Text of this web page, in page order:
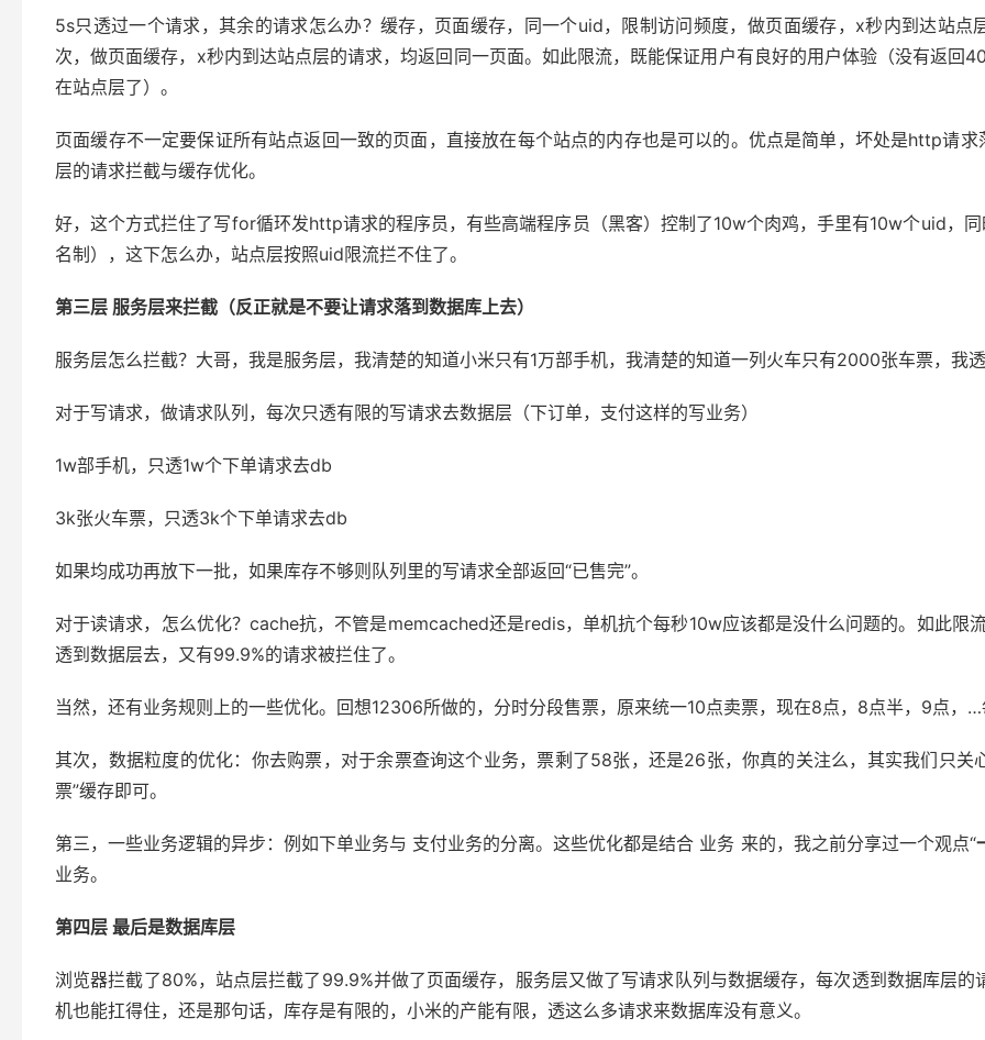
5s只透过一个请求，其余的请求怎么办？缓存，页面缓存，同一个uid，限制访问频度，做页面缓存，x秒内到达站
次，做页面缓存，x秒内到达站点层的请求，均返回同一页面。如此限流，既能保证用户有良好的用户体验（没有返回
在站点层了）。
页面缓存不一定要保证所有站点返回一致的页面，直接放在每个站点的内存也是可以的。优点是简单，坏处是http请
层的请求拦截与缓存优化。
好，这个方式拦住了写for循环发http请求的程序员，有些高端程序员（黑客）控制了10w个肉鸡，手里有10w个uid，
名制），这下怎么办，站点层按照uid限流拦不住了。
第三层 服务层来拦截（反正就是不要让请求落到数据库上去）
服务层怎么拦截？大哥，我是服务层，我清楚的知道小米只有1万部手机，我清楚的知道一列火车只有2000张车票，我
对于写请求，做请求队列，每次只透有限的写请求去数据层（下订单，支付这样的写业务）
1w部手机，只透1w个下单请求去db
3k张火车票，只透3k个下单请求去db
如果均成功再放下一批，如果库存不够则队列里的写请求全部返回“已售完”。
对于读请求，怎么优化？cache抗，不管是memcached还是redis，单机抗个每秒10w应该都是没什么问题的。如此限
透到数据层去，又有99.9%的请求被拦住了。
当然，还有业务规则上的一些优化。回想12306所做的，分时分段售票，原来统一10点卖票，现在8点，8点半，9点，
其次，数据粒度的优化：你去购票，对于余票查询这个业务，票剩了58张，还是26张，你真的关注么，其实我们只关
票”缓存即可。
第三，一些业务逻辑的异步：例如下单业务与 支付业务的分离。这些优化都是结合 业务 来的，我之前分享过一个观点“
业务。
第四层 最后是数据库层
浏览器拦截了80%，站点层拦截了99.9%并做了页面缓存，服务层又做了写请求队列与数据缓存，每次透到数据库层
机也能扛得住，还是那句话，库存是有限的，小米的产能有限，透这么多请求来数据库没有意义。